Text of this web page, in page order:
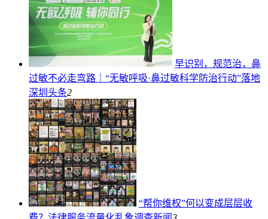
早识别，规范治，鼻
过敏不必走弯路｜“无敏呼吸·鼻过敏科学防治行动”落地
深圳 头条2
“帮你维权”何以变成层层收